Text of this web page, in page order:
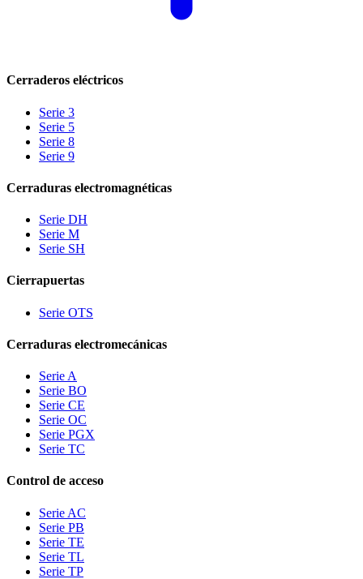
Cerraderos eléctricos
Serie 3
Serie 5
Serie 8
Serie 9
Cerraduras electromagnéticas
Serie DH
Serie M
Serie SH
Cierrapuertas
Serie OTS
Cerraduras electromecánicas
Serie A
Serie BO
Serie CE
Serie OC
Serie PGX
Serie TC
Control de acceso
Serie AC
Serie PB
Serie TE
Serie TL
Serie TP